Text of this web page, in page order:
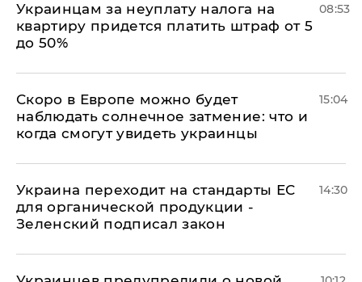
Украинцам за неуплату налога на
квартиру придется платить штраф от 5
до 50%
08:53
Скоро в Европе можно будет
наблюдать солнечное затмение: что и
когда смогут увидеть украинцы
15:04
Украина переходит на стандарты ЕС
для органической продукции -
Зеленский подписал закон
14:30